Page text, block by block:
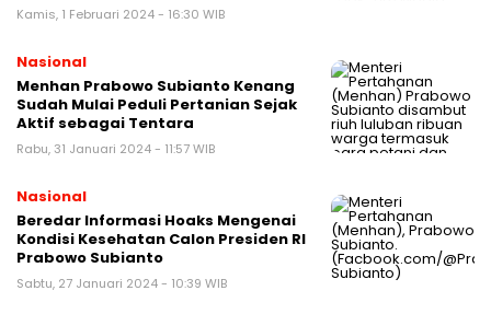
Kamis, 1 Februari 2024 - 16:30 WIB
Nasional
Menhan Prabowo Subianto Kenang
Sudah Mulai Peduli Pertanian Sejak
Aktif sebagai Tentara
Rabu, 31 Januari 2024 - 11:57 WIB
Nasional
Beredar Informasi Hoaks Mengenai
Kondisi Kesehatan Calon Presiden RI
Prabowo Subianto
Sabtu, 27 Januari 2024 - 10:39 WIB